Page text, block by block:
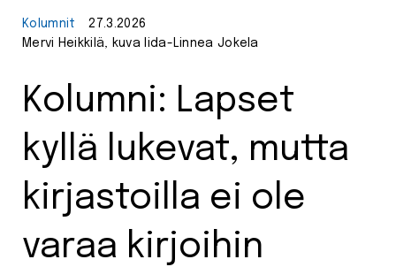
Kolumnit
27.3.2026
Mervi Heikkilä, kuva Iida-Linnea Jokela
Kolumni: Lapset
kyllä lukevat, mutta
kirjastoilla ei ole
varaa kirjoihin